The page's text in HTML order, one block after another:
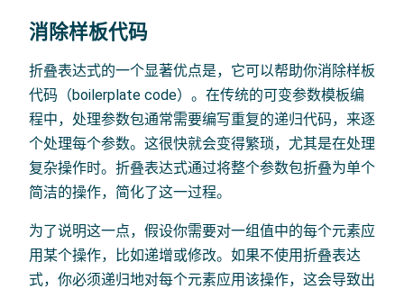
消除样板代码
折叠表达式的一个显著优点是，它可以帮助你消除样板
代码（boilerplate code）。在传统的可变参数模板编
程中，处理参数包通常需要编写重复的递归代码，来逐
个处理每个参数。这很快就会变得繁琐，尤其是在处理
复杂操作时。折叠表达式通过将整个参数包折叠为单个
简洁的操作，简化了这一过程。
为了说明这一点，假设你需要对一组值中的每个元素应
用某个操作，比如递增或修改。如果不使用折叠表达
式，你必须递归地对每个元素应用该操作，这会导致出